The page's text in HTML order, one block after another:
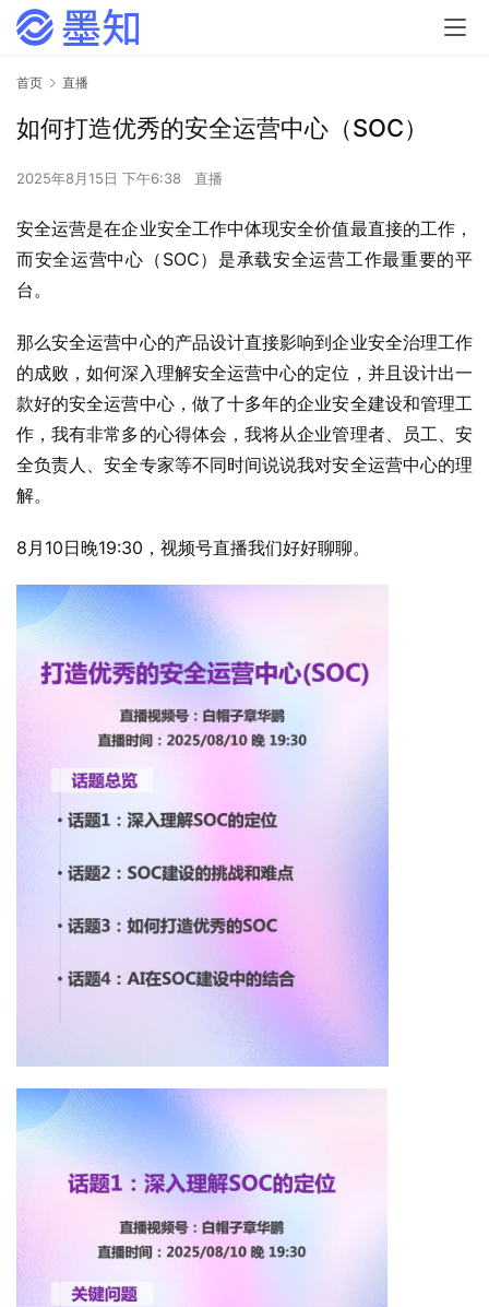
首页 直播
如何打造优秀的安全运营中心（SOC）
2025年8月15日 下午6:38 直播
安全运营是在企业安全工作中体现安全价值最直接的工作，
而安全运营中心（SOC）是承载安全运营工作最重要的平
台。
那么安全运营中心的产品设计直接影响到企业安全治理工作
的成败，如何深入理解安全运营中心的定位，并且设计出一
款好的安全运营中心，做了十多年的企业安全建设和管理工
作，我有非常多的心得体会，我将从企业管理者、员工、安
全负责人、安全专家等不同时间说说我对安全运营中心的理
解。
8月10日晚19:30，视频号直播我们好好聊聊。